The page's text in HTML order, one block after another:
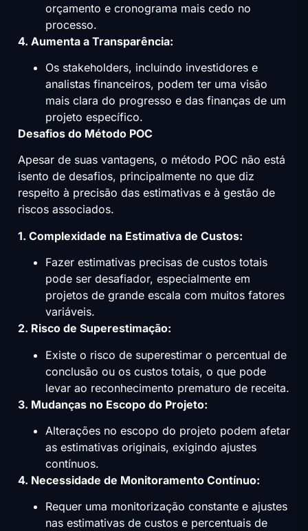
orçamento e cronograma mais cedo no
processo.
4. Aumenta a Transparência:
Os stakeholders, incluindo investidores e
analistas financeiros, podem ter uma visão
mais clara do progresso e das finanças de um
projeto específico.
Desafios do Método POC
Apesar de suas vantagens, o método POC não está
isento de desafios, principalmente no que diz
respeito à precisão das estimativas e à gestão de
riscos associados.
1. Complexidade na Estimativa de Custos:
Fazer estimativas precisas de custos totais
pode ser desafiador, especialmente em
projetos de grande escala com muitos fatores
variáveis.
2. Risco de Superestimação:
Existe o risco de superestimar o percentual de
conclusão ou os custos totais, o que pode
levar ao reconhecimento prematuro de receita.
3. Mudanças no Escopo do Projeto:
Alterações no escopo do projeto podem afetar
as estimativas originais, exigindo ajustes
contínuos.
4. Necessidade de Monitoramento Contínuo:
Requer uma monitorização constante e ajustes
nas estimativas de custos e percentuais de